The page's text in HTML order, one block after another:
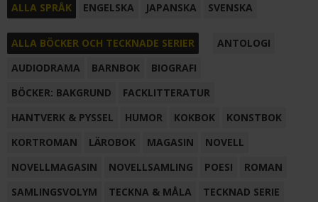
ALLA SPRÅK ENGELSKA JAPANSKA SVENSKA
ALLA BÖCKER OCH TECKNADE SERIER
ANTOLOGI
AUDIODRAMA
BARNBOK
BIOGRAFI
BÖCKER: BAKGRUND
FACKLITTERATUR
HANTVERK & PYSSEL
HUMOR KOKBOK
KONSTBOK
KORTROMAN
LÄROBOK MAGASIN
NOVELL
NOVELLMAGASIN
NOVELLSAMLING POESI
ROMAN
SAMLINGSVOLYM
TECKNA & MÅLA TECKNAD SERIE